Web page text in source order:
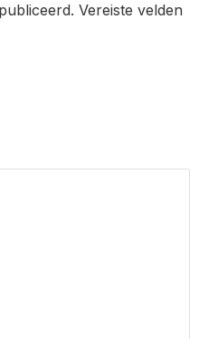
Vereiste velden